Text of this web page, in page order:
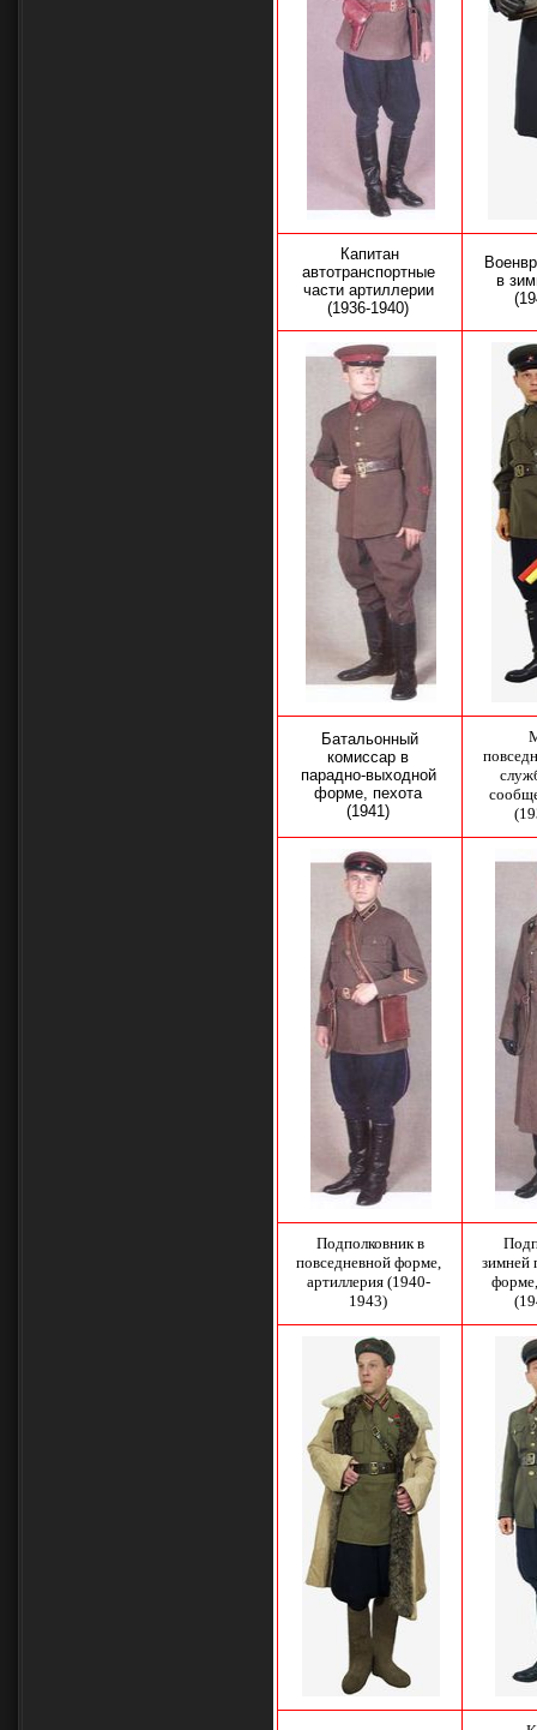
Капитан
автотранспортные
части артиллерии
(1936-1940)
в
Батальонный
комиссар в
парадно-выходной
форме, пехота
(1941)
Подполковник в
повседневной форме,
артиллерия (1940-
1943)
зимней